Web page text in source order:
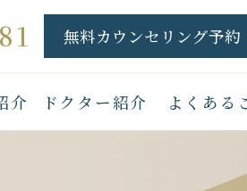
無料カウンセリング予約
介 ドクター紹介 よくある